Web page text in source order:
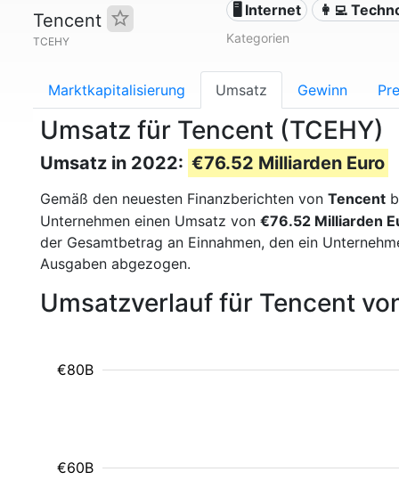
Tencent
TCEHY
🖥️ Internet 👩‍💻
Kategorien
Marktkapitalisierung Umsatz Gewinn
Umsatz für Tencent (TCEHY)
Umsatz in 2022: €76.52 Milliarden Euro
Gemäß den neuesten Finanzberichten von Tencent
Unternehmen einen Umsatz von €76.52 Milliarden
der Gesamtbetrag an Einnahmen, den ein
Ausgaben abgezogen.
Umsatzverlauf für Tencent
€60B
€80B